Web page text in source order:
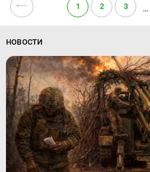
⟵ 1 2 3 …
НОВОСТИ